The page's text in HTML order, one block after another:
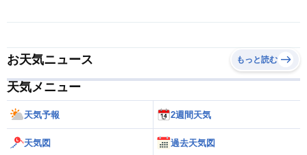
お天気ニュース もっと読む
天気メニュー
天気予報 2週間天気
天気図 過去天気図